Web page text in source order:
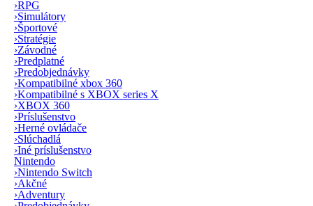
›RPG
›Simulátory
›Športové
›Stratégie
›Závodné
›Predplatné
›Predobjednávky
›Kompatibilné xbox 360
›Kompatibilné s XBOX series X
›XBOX 360
›Príslušenstvo
›Herné ovládače
›Slúchadlá
›Iné príslušenstvo
Nintendo
›Nintendo Switch
›Akčné
›Adventury